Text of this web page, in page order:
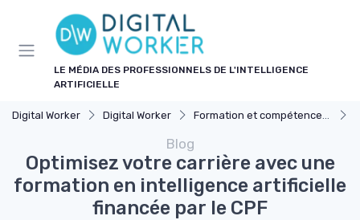
LE MÉDIA DES PROFESSIONNELS DE L'INTELLIGENCE
ARTIFICIELLE
Digital Worker Digital Worker Formation et compétences nécessaires
Blog
Optimisez votre carrière avec une
formation en intelligence artificielle
financée par le CPF